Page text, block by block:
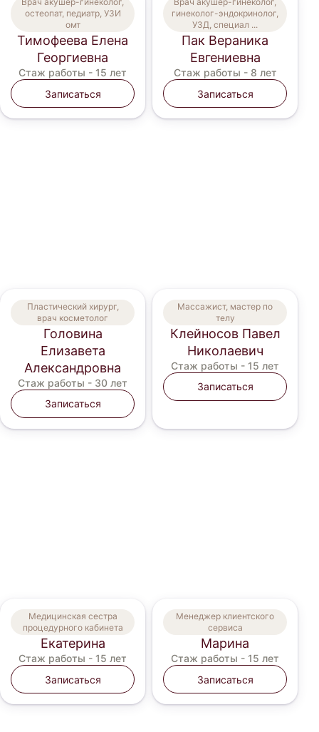
остеопат, педиатр, УЗИ
омт
Тимофеева Елена
Георгиевна
Стаж работы - 15 лет
Записаться
гинеколог-эндокринолог,
УЗД, специал ...
Пак Вераника
Евгениевна
Стаж работы - 8 лет
Записаться
Пластический хирург,
врач косметолог
Головина
Елизавета
Александровна
Стаж работы - 30 лет
Записаться
Массажист, мастер по
телу
Клейносов Павел
Николаевич
Стаж работы - 15 лет
Записаться
Медицинская сестра
процедурного кабинета
Екатерина
Стаж работы - 15 лет
Записаться
Менеджер клиентского
сервиса
Марина
Стаж работы - 15 лет
Записаться